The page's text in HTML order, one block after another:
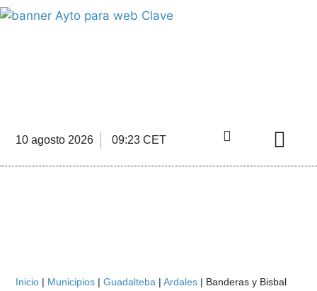
10 agosto 2026 09:23 CET
Inicio | Municipios |Guadalteba |Ardales | Banderas y Bisbal